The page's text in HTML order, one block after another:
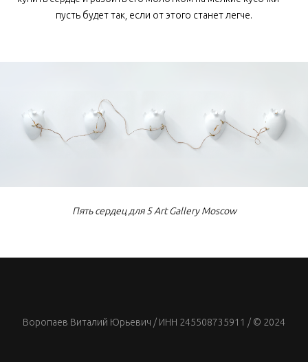
пусть будет так, если от этого станет легче.
Пять сердец для 5 Art Gallery Moscow
Воропаев Виталий Юрьевич / ИНН 245508735911 / © 2024